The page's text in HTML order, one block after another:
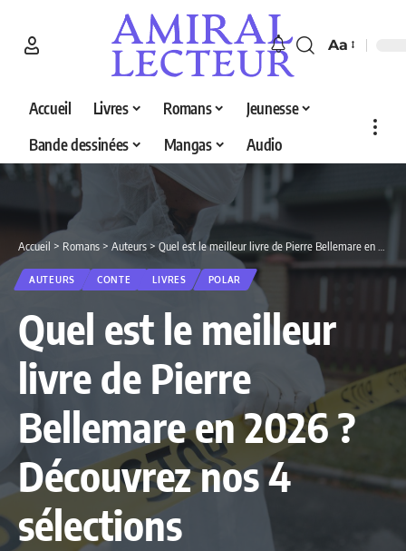
Aa
Accueil Livres Romans
Jeunesse
Bande dessinées
Mangas Audio
Accueil > Romans > Auteurs> Quel est le meilleur livre de Pierre Bellemare en 2026 ? Découvrez nos 4 sélections
AUTEURS CONTE LIVRES POLAR
Quel est le meilleur
livre de Pierre
Bellemare en 2026 ?
Découvrez nos 4
sélections